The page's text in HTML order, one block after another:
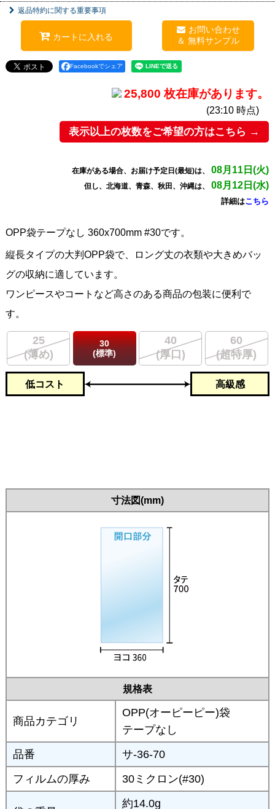
返品特約に関する重要事項
カートに入れる
お問い合わせ
Facebookでシェア
25,800 枚在庫があります。
(23:10 時点)
表示以上の枚数をご希望の方はこちら →
在庫がある場合、お届け予定日(最短)は、 08月11日(火)
但し、北海道、青森、秋田、沖縄は、 08月12日(水)
詳細はこちら
OPP袋テープなし 360x700mm #30です。
縦長タイプの大判OPP袋で、ロング丈の衣類や大きめバッ
グの収納に適しています。
ワンピースやコートなど高さのある商品の包装に便利で
す。
25
(薄め)
30
(標準)
40
(厚口)
60
(超特厚)
低コスト 高級感
寸法図(mm)
規格表
商品カテゴリ
OPP(オーピーピー)袋
テープなし
品番
サ-36-70
フィルムの厚み
30ミクロン(#30)
約14.0g